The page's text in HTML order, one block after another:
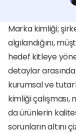
Marka kimliği;
algılandığını,
hedef kitleye
detaylar
kurumsal ve
kimliği
da ürünlerin
sorunların altını